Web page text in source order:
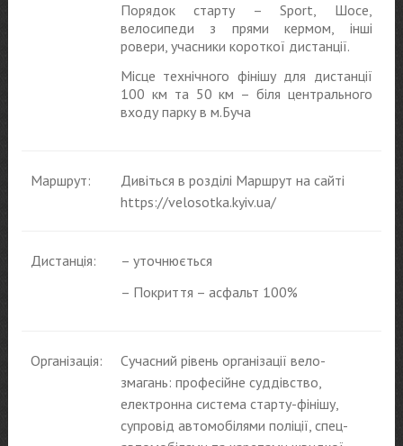
Порядок старту – Sport, Шосе,
велосипеди з прями кермом, інші
ровери, учасники короткої дистанції.
Місце технічного фінішу для дистанції
100 км та 50 км – біля центрального
входу парку в м.Буча
Маршрут:
Дивіться в розділі Маршрут на сайті
https://velosotka.kyiv.ua/
Дистанція:
– уточнюється
– Покриття – асфальт 100%
Організація:
Сучасний рівень організації вело-
змагань: професійне суддівство,
електронна система старту-фінішу,
супровід автомобілями поліції, спец-